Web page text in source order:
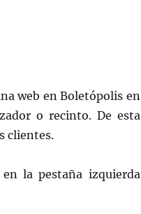
web en Boletópolis en
o recinto. De esta
clientes.
la pestaña izquierda